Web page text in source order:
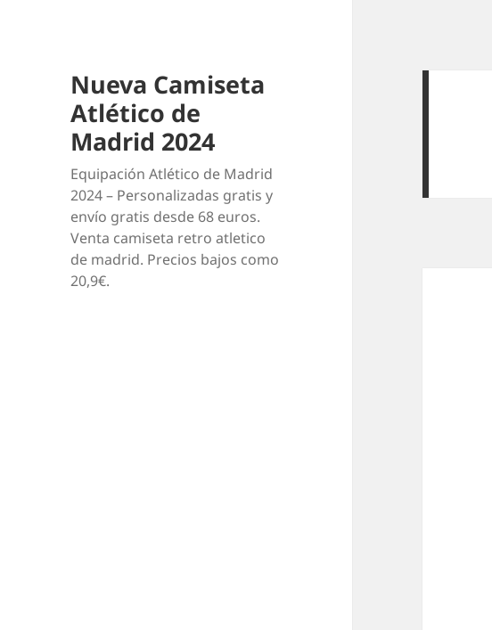
Nueva Camiseta
Atlético de
Madrid 2024
Equipación Atlético de Madrid
2024 – Personalizadas gratis y
envío gratis desde 68 euros.
Venta camiseta retro atletico
de madrid. Precios bajos como
20,9€.